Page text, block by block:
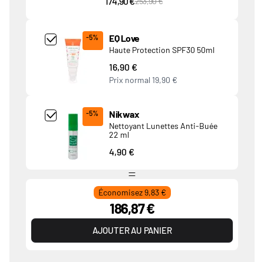
Add Product MjQ4MTk= undefined
-5% EQ Love
Haute Protection SPF30 50ml
16,90 €
Prix normal 19,90 €
Add Product MjkwNDA= undefined
-5% Nikwax
Nettoyant Lunettes Anti-Buée
22 ml
4,90 €
Économisez 9,83 €
186,87 €
AJOUTER AU PANIER